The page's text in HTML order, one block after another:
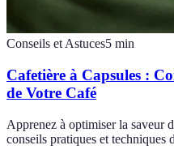
Conseils et Astuces5 min
Cafetière à Capsules :
de Votre Café
Apprenez à optimiser la saveur
conseils pratiques et techniques